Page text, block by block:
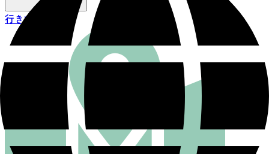
行き方を見る